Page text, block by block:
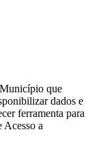
que
dados e
ferramenta para
Acesso a